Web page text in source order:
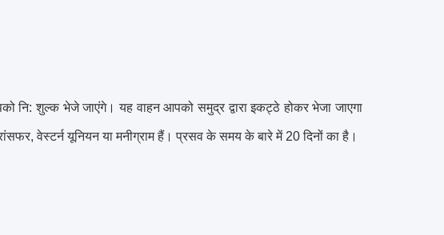
नि: शुल्क भेजे जाएंगे। यह वाहन आपको समुद्र द्वारा इकट्ठे होकर भेजा जाएगा
वेस्टर्न यूनियन या मनीग्राम हैं। प्रसव के समय के बारे में 20 दिनों का है।